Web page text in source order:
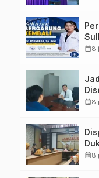
calendar_month8
calendar_month8
calendar_month8